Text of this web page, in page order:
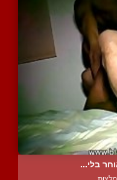
בלי...